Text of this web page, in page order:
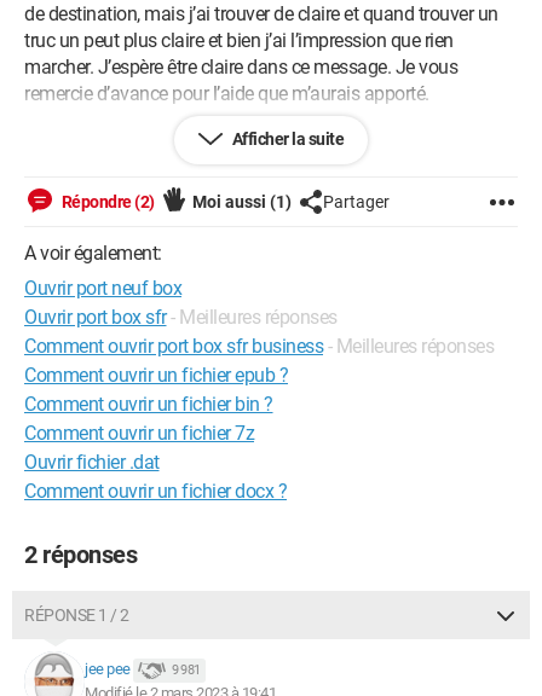
de destination, mais j’ai trouver de claire et quand trouver un
truc un peut plus claire et bien j’ai l’impression que rien
marcher. J’espère être claire dans ce message. Je vous
remercie d’avance pour l’aide que m’aurais apporté.
Afficher la suite
Répondre (2) Moi aussi (1) Partager
A voir également:
Ouvrir port neuf box
Ouvrir port box sfr- Meilleures réponses
Comment ouvrir port box sfr business - Meilleures réponses
Comment ouvrir un fichier epub ?
Comment ouvrir un fichier bin ?
Comment ouvrir un fichier 7z
Ouvrir fichier .dat
Comment ouvrir un fichier docx ?
2 réponses
RÉPONSE 1 / 2
jee pee 9 981